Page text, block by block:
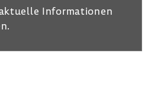
aktu­elle Infor­ma­tionen